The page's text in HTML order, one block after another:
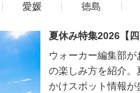
愛媛 徳島
夏休み特集2026【四
ウォーカー編集部
の楽しみ方を紹介
かけスポット情報が